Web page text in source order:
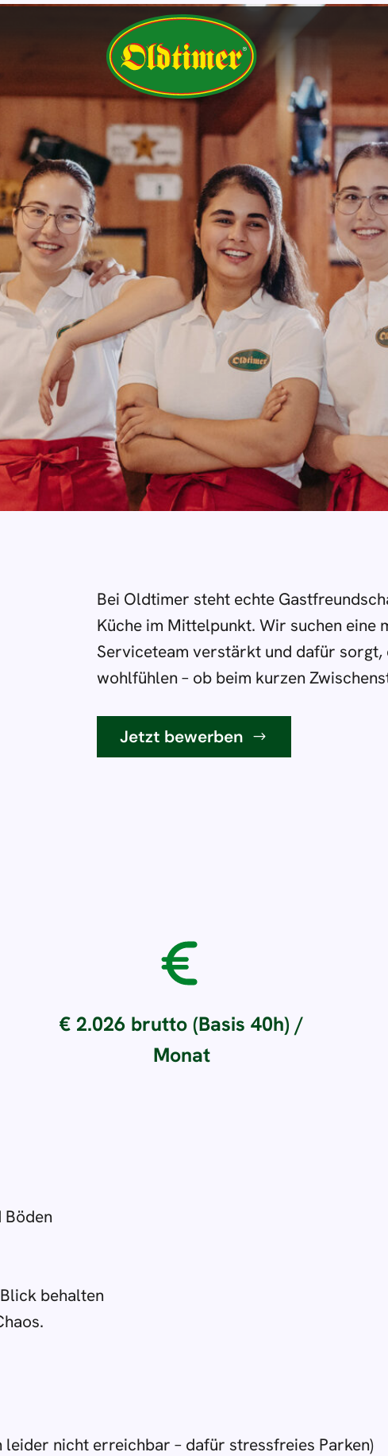
Bei Oldtimer steht echte
Küche im Mittelpunkt. Wir suchen eine
Serviceteam verstärkt und dafür sorgt,
wohlfühlen – ob beim kurzen
Jetzt bewerben
€ 2.026 brutto (Basis 40h) /
Monat
Böden
behalten
nicht erreichbar – dafür stressfreies Parken)